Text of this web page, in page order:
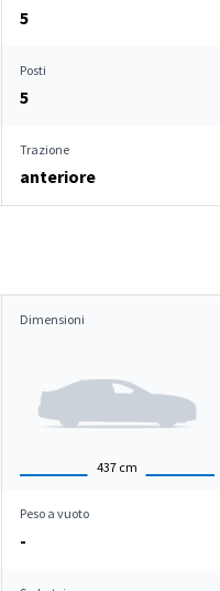
5
Posti
5
Trazione
anteriore
Dimensioni
437 cm
Peso a vuoto
-